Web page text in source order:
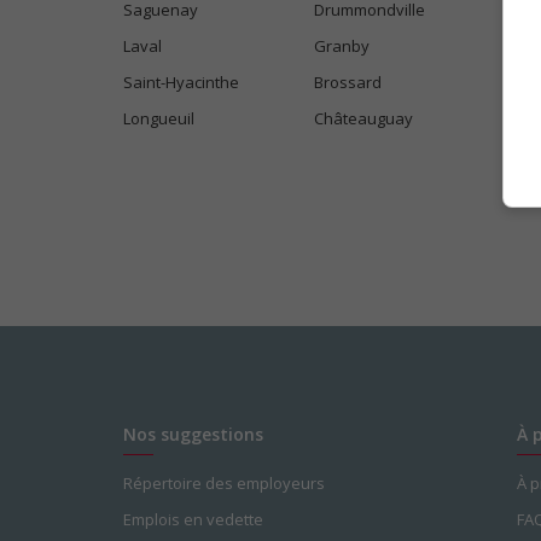
Saguenay
Drummondville
Laval
Granby
Saint-Hyacinthe
Brossard
Longueuil
Châteauguay
Nos suggestions
Répertoire des employeurs
Emplois en vedette
À
À